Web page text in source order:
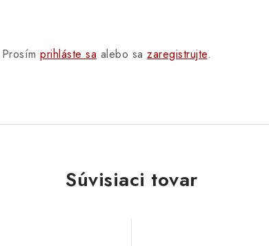
prihláste sa alebo sa zaregistrujte.
Súvisiaci tovar